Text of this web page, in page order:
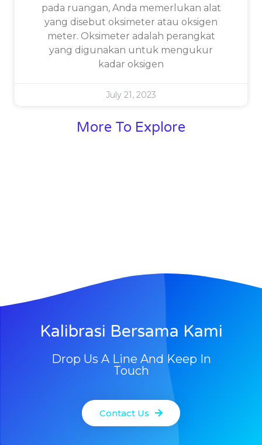
pada ruangan, Anda memerlukan alat
yang disebut oksimeter atau oksigen
meter. Oksimeter adalah perangkat
yang digunakan untuk mengukur
kadar oksigen
July 21, 2023
More To Explore
Kalibrasi Bersama Kami
Drop Us A Line And Keep In
Touch
Contact Us